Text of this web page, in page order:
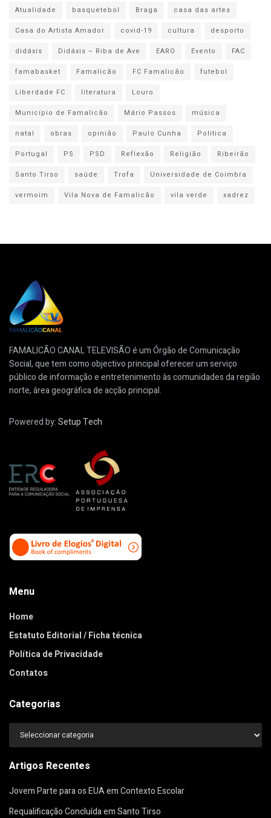
Atualidade
basquetebol Braga
casa das artes
Casa do Artista Amador
covid-19 cultura
desporto
didáxis
Didáxis – Riba de Ave EARO Evento
FAC
famabasket
Famalicão FC Famalicão
futebol
Liberdade FC
literatura
Louro
Município de Famalicão
Mário Passos
música
natal
obras opinião Paulo Cunha
Politica
Portugal
PS PSD Reflexão Religião
Ribeirão
Santo Tirso
saúde Trofa
Universidade de Coimbra
vermoim
Vila Nova de Famalicão vila verde xadrez
FAMALICÃO CANAL TELEVISÃO é um Órgão de Comunicação
Social, que tem como objectivo principal oferecer um serviço
público de informação e entretenimento às comunidades da região
norte, área geográfica de acção principal.
Powered by:Setup Tech
Menu
Home
Estatuto Editorial / Ficha técnica
Política de Privacidade
Contatos
Categorias
Categorias
Artigos Recentes
Jovem Parte para os EUA em Contexto Escolar
Requalificação Concluída em Santo Tirso